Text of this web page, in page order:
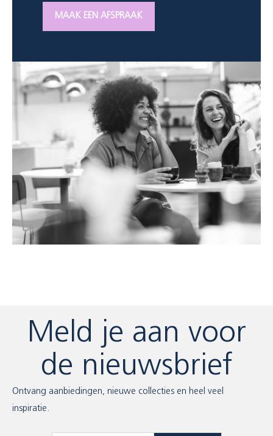
MAAK EEN AFSPRAAK
Meld je aan voor
de nieuwsbrief
Ontvang aanbiedingen, nieuwe collecties en heel veel
inspiratie.